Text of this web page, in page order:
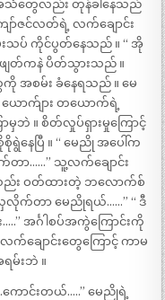
အသံတွေလည်း တုန်ခါနေသည်
ာ်ဇင်လတ်ရဲ့ လက်ချောင်း
သပ် ကိုင်ပွတ်နေသည် ။ “ အို
ျတ်ကနဲ ပိတ်သွားသည် ။
အစမ်း ခံနေရသည် ။ မေ
ောက်ျား တယောက်ရဲ့
။ စိတ်လှုပ်ရှားမှုကြောင့်
ေပြီ ။ “ မေညို အပေါ်က
တာ……” သူ့လက်ချောင်း
း ဝတ်ထားတဲ့ ဘလောက်စ်
လိုက်တာ မေညိုရယ်……” “ ဒီ
အင်္ဂါစပ်အကွဲကြောင်းကို
ချောင်းတွေကြောင့် ကာမ
မ်းဘဲ ။
ကောင်းတယ်…..” မေညိုရဲ့